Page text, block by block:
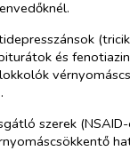
és
szerek (NSAID-